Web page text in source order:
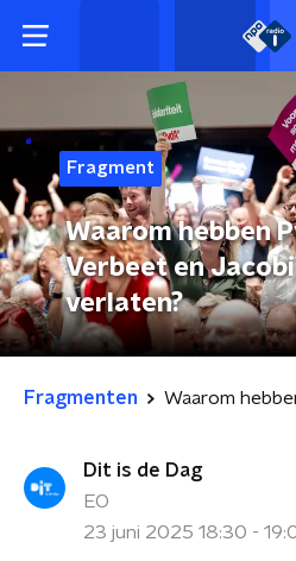
Fragment
Waarom hebben
Verbeet en
verlaten?
Fragmenten
Dit is de Dag
EO
23 juni 2025 18:30 -